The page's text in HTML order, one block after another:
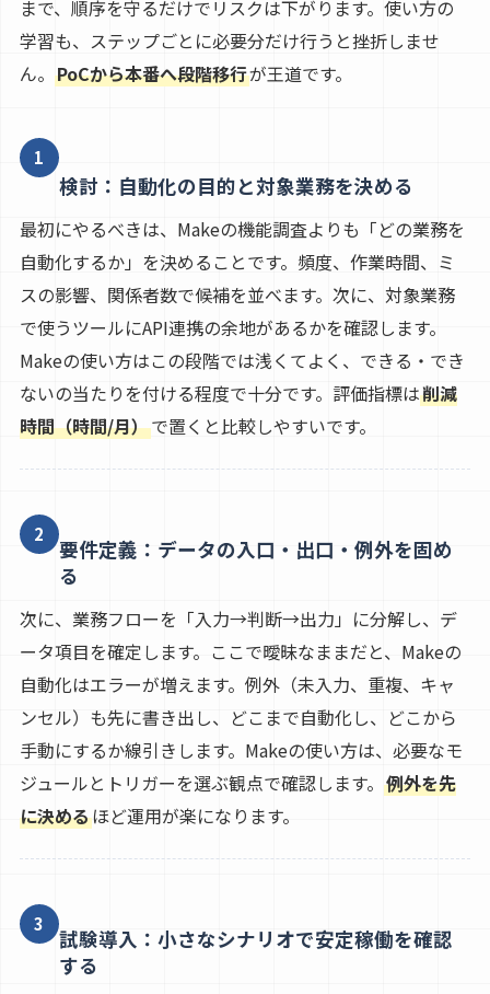
まで、順序を守るだけでリスクは下がります。使い方の
学習も、ステップごとに必要分だけ行うと挫折しませ
ん。 PoCから本番へ段階移行が王道です。
1
検討：自動化の目的と対象業務を決める
最初にやるべきは、Makeの機能調査よりも「どの業務を
自動化するか」を決めることです。頻度、作業時間、ミ
スの影響、関係者数で候補を並べます。次に、対象業務
で使うツールにAPI連携の余地があるかを確認します。
Makeの使い方はこの段階では浅くてよく、できる・でき
ないの当たりを付ける程度で十分です。評価指標は削減
時間（時間/月）で置くと比較しやすいです。
2
要件定義：データの入口・出口・例外を固め
る
次に、業務フローを「入力→判断→出力」に分解し、デ
ータ項目を確定します。ここで曖昧なままだと、Makeの
自動化はエラーが増えます。例外（未入力、重複、キャ
ンセル）も先に書き出し、どこまで自動化し、どこから
手動にするか線引きします。Makeの使い方は、必要なモ
ジュールとトリガーを選ぶ観点で確認します。 例外を先
に決めるほど運用が楽になります。
3
試験導入：小さなシナリオで安定稼働を確認
する